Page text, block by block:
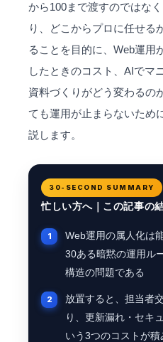
から100まで渡すのではな
り、どこからプロに任せる
ることを目的に、Web運用
したときのコスト、AIでマ
資料づくりがどう変わるの
ても運用が止まらないため
説します。
30-SECOND SUMMARY
忙しい方へ｜この記事の
Web運用の属人化は
30ある暗黙の運用ル
構造の問題である
放置すると、担当者
り、更新漏れ・セキ
いう3つのコストが積